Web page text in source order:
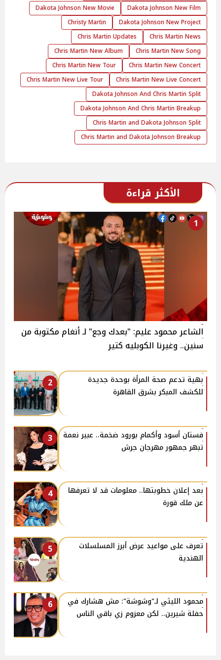
Dakota Johnson New Film
Dakota Johnson New Movie
Dakota Johnson New Project
Christy Martin
Chris Martin News
Chris Martin Updates
Chris Martin New Song
Chris Martin New Album
Chris Martin New Concert
Chris Martin New Tour
Chris Martin New Live Concert
Chris Martin New Live Tour
Dakota Johnson And Chris Martin Split
Dakota Johnson And Chris Martin Breakup
Chris Martin and Dakota Johnson Split
Chris Martin and Dakota Johnson Breakup
الأكثر قراءة
1
الشاعر محمود عليم: "بعدك وجع" لـ أنغام مكتوبة من
سنين.. وغيرنا الكوبليه كتير
2
بهية تدعم صحة المرأة بوحدة جديدة
للكشف المبكر بشرق القاهرة
3
فستان أسود وأكمام بورود ضخمة.. عبير نعمة
تبهر جمهور مهرجان جرش
4
بعد إعلان خطوبتها.. معلومات قد لا تعرفها
عن ملك قورة
5
تعرف على مواعيد عرض أبرز المسلسلات
الهندية
6
محمود الليثي لـ"وشوشة": مش هشارك في
حفلة شيرين.. لكن معزوم زي باقي الناس